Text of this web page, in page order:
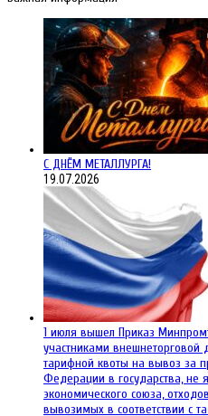
С ДНЁМ МЕТАЛЛУРГА!
19.07.2026
1 июля вышел Приказ
участниками внешнеторговой
тарифной квоты на вывоз за
Федерации в государства, не
экономического союза,
вывозимых в соответствии с